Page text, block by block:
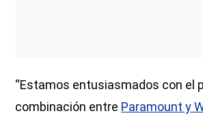
“Estamos entusiasmados con el
combinación entre Paramount y